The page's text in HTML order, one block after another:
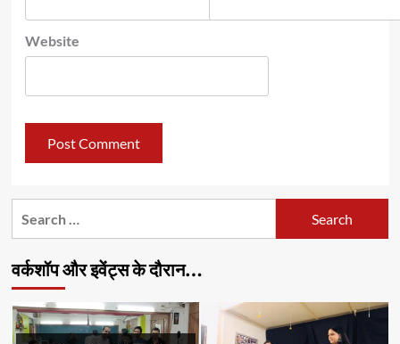
Website
वर्कशॉप और इवेंट्स के दौरान…